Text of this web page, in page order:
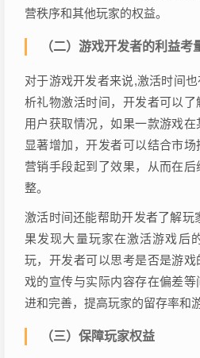
营秩序和其他玩家的权益。
（二）游戏开发者的利益考
对于游戏开发者来说,激活时间
析礼物激活时间，开发者可以
用户获取情况，如果一款游戏
显著增加，开发者可以结合市
营销手段起到了效果，从而在
整。
激活时间还能帮助开发者了解玩
果发现大量玩家在激活游戏后
玩，开发者可以思考是否是游
戏的宣传与实际内容存在偏差
进和完善，提高玩家的留存率和
（三）保障玩家权益